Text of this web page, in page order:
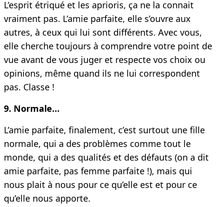
L’esprit étriqué et les aprioris, ça ne la connait
vraiment pas. L’amie parfaite, elle s’ouvre aux
autres, à ceux qui lui sont différents. Avec vous,
elle cherche toujours à comprendre votre point de
vue avant de vous juger et respecte vos choix ou
opinions, même quand ils ne lui correspondent
pas. Classe !
9. Normale…
L’amie parfaite, finalement, c’est surtout une fille
normale, qui a des problèmes comme tout le
monde, qui a des qualités et des défauts (on a dit
amie parfaite, pas femme parfaite !), mais qui
nous plait à nous pour ce qu’elle est et pour ce
qu’elle nous apporte.